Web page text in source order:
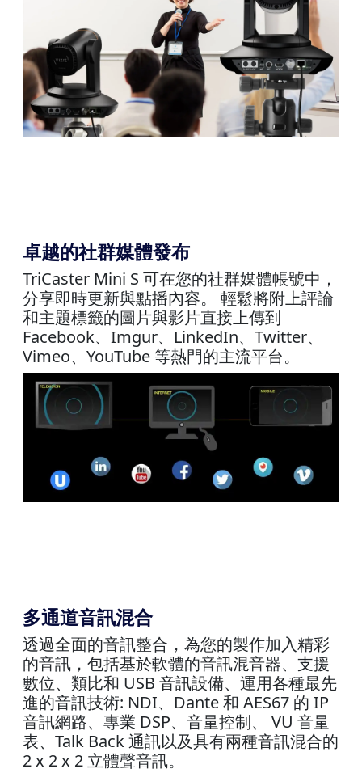
卓越的社群媒體發布
TriCaster Mini S 可在您的社群媒體帳號中，
分享即時更新與點播內容。 輕鬆將附上評論
和主題標籤的圖片與影片直接上傳到
Facebook、Imgur、LinkedIn、Twitter、
Vimeo、YouTube 等熱門的主流平台。
多通道音訊混合
透過全面的音訊整合，為您的製作加入精彩
的音訊，包括基於軟體的音訊混音器、支援
數位、類比和 USB 音訊設備、運用各種最先
進的音訊技術: NDI、Dante 和 AES67 的 IP
音訊網路、專業 DSP、音量控制、 VU 音量
表、Talk Back 通訊以及具有兩種音訊混合的
2 x 2 x 2 立體聲音訊。